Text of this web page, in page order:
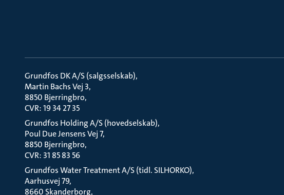
Grundfos DK A/S (salgsselskab)
Martin Bachs Vej 3
8850 Bjerringbro
CVR: 19 34 27 35
Grundfos Holding A/S (hovedselskab)
Poul Due Jensens Vej 7
8850 Bjerringbro
CVR: 31 85 83 56
Grundfos Water Treatment A/S (tidl. SILHORKO)
Aarhusvej 79
8660 Skanderborg